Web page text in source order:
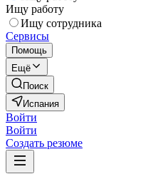
Ищу работу
Ищу сотрудника
Сервисы
Помощь
Ещё
Поиск
Испания
Войти
Войти
Создать резюме